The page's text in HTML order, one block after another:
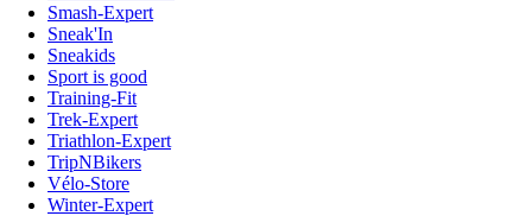
Smash-Expert
Sneak'In
Sneakids
Sport is good
Training-Fit
Trek-Expert
Triathlon-Expert
TripNBikers
Vélo-Store
Winter-Expert